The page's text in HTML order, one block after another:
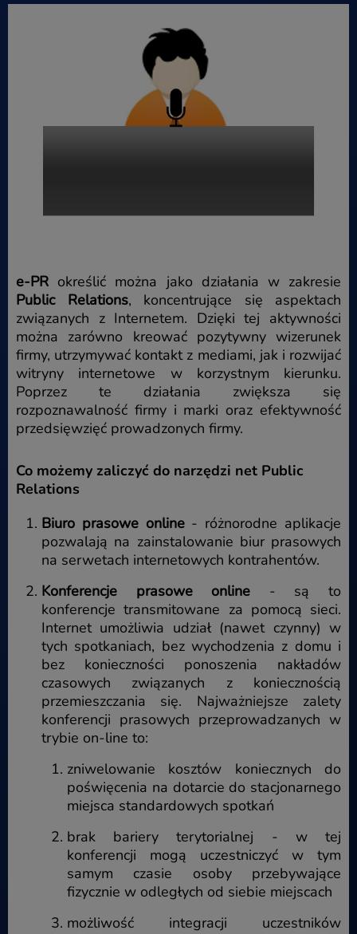
e-PR określić można jako działania w zakresie
Public Relations, koncentrujące się aspektach
związanych z Internetem. Dzięki tej aktywności
można zarówno kreować pozytywny wizerunek
firmy, utrzymywać kontakt z mediami, jak i rozwijać
witryny internetowe w korzystnym kierunku.
Poprzez te działania zwiększa się
rozpoznawalność firmy i marki oraz efektywność
przedsięwzięć prowadzonych firmy.
Co możemy zaliczyć do narzędzi net Public
Relations
Biuro prasowe online- różnorodne aplikacje
pozwalają na zainstalowanie biur prasowych
na serwetach internetowych kontrahentów.
Konferencje prasowe online - są to
konferencje transmitowane za pomocą sieci.
Internet umożliwia udział (nawet czynny) w
tych spotkaniach, bez wychodzenia z domu i
bez konieczności ponoszenia nakładów
czasowych związanych z koniecznością
przemieszczania się. Najważniejsze zalety
konferencji prasowych przeprowadzanych w
trybie on-line to:
zniwelowanie kosztów koniecznych do
poświęcenia na dotarcie do stacjonarnego
miejsca standardowych spotkań
brak bariery terytorialnej - w tej
konferencji mogą uczestniczyć w tym
samym czasie osoby przebywające
fizycznie w odległych od siebie miejscach
możliwość integracji uczestników